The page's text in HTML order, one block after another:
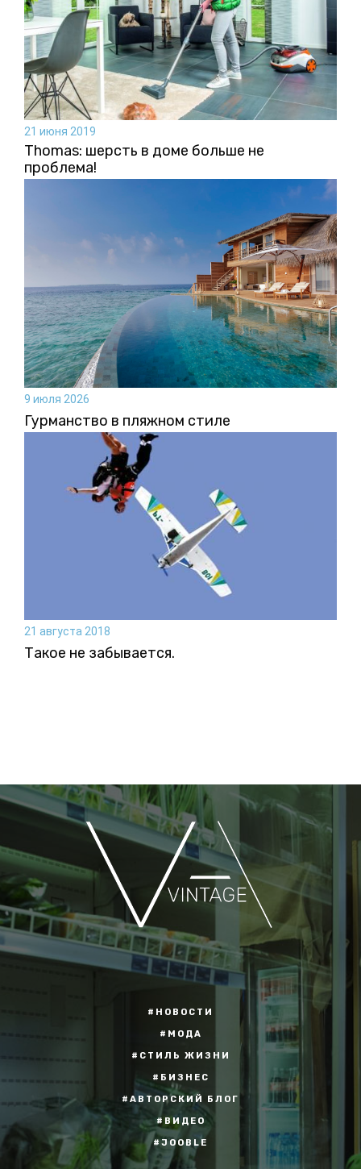
21 июня 2019
Thomas: шерсть в доме больше не
проблема!
9 июля 2026
Гурманство в пляжном стиле
21 августа 2018
Такое не забывается.
#НОВОСТИ
#МОДА
#СТИЛЬ ЖИЗНИ
#БИЗНЕС
#АВТОРСКИЙ БЛОГ
#ВИДЕО
#JOOBLE